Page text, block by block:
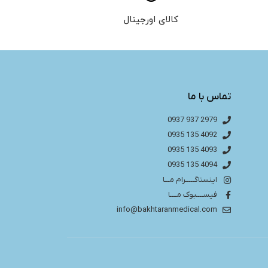
کالای اورجینال
تماس با ما
2979 937 0937
4092 135 0935
4093 135 0935
4094 135 0935
اینستاگـــــرام مـــا
فیســــبوک مــــا
info@bakhtaranmedical.com